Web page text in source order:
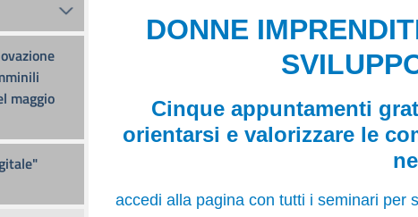
DONNE
Cinque appuntamenti
orientarsi e valorizzare le
accedi alla pagina con tutti i seminari per
maggio